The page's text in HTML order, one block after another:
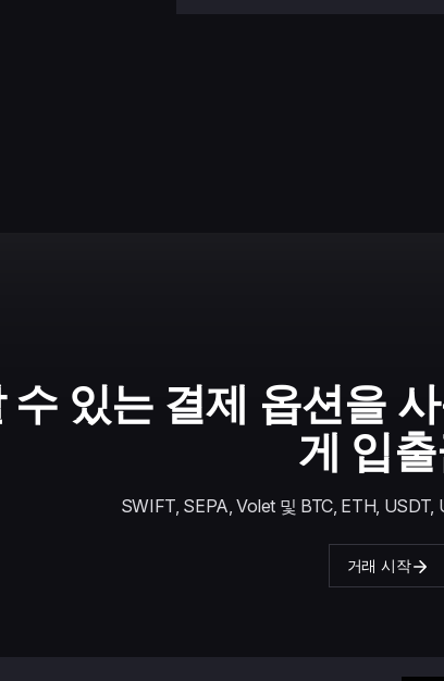
수 있는 결제 옵션을
게 입
SWIFT, SEPA, Volet 및 BTC, ETH,
거래 시작